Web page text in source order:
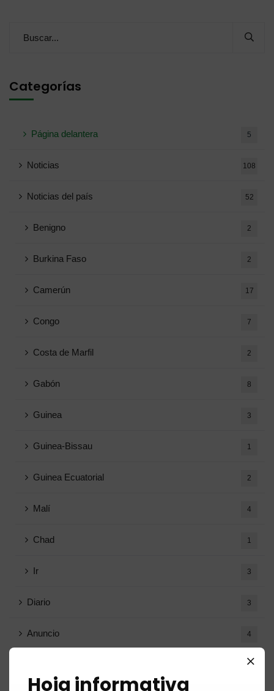
Categorías
Página delantera 5
Noticias 108
Noticias del país 52
Benigno 2
Burkina Faso 2
Camerún 17
Congo 7
Costa de Marfil 2
Gabón 8
Guinea 3
Guinea-Bissau 1
Guinea Ecuatorial 2
Malí 4
Chad 1
Ir 3
Diario 3
Anuncio 4
12
Hoja informativa